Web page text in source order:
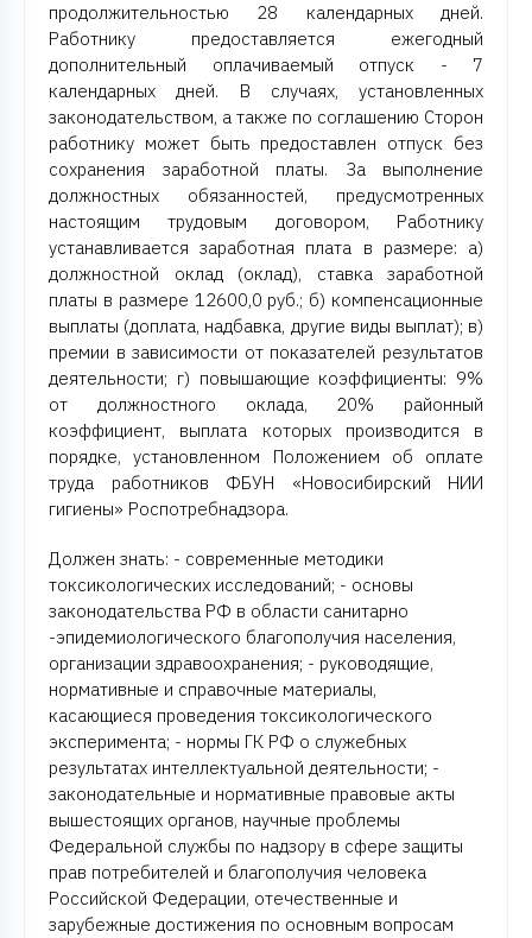
продолжительностью 28 календарных дней.
Работнику предоставляется ежегодный
дополнительный оплачиваемый отпуск - 7
календарных дней. В случаях, установленных
законодательством, а также по соглашению Сторон
работнику может быть предоставлен отпуск без
сохранения заработной платы. За выполнение
должностных обязанностей, предусмотренных
настоящим трудовым договором, Работнику
устанавливается заработная плата в размере: а)
должностной оклад (оклад), ставка заработной
платы в размере 12600,0 руб.; б) компенсационные
выплаты (доплата, надбавка, другие виды выплат); в)
премии в зависимости от показателей результатов
деятельности; г) повышающие коэффициенты: 9%
от должностного оклада, 20% районный
коэффициент, выплата которых производится в
порядке, установленном Положением об оплате
труда работников ФБУН «Новосибирский НИИ
гигиены» Роспотребнадзора.
Должен знать: - современные методики
токсикологических исследований; - основы
законодательства РФ в области санитарно
-эпидемиологического благополучия населения,
организации здравоохранения; - руководящие,
нормативные и справочные материалы,
касающиеся проведения токсикологического
эксперимента; - нормы ГК РФ о служебных
результатах интеллектуальной деятельности; -
законодательные и нормативные правовые акты
вышестоящих органов, научные проблемы
Федеральной службы по надзору в сфере защиты
прав потребителей и благополучия человека
Российской Федерации, отечественные и
зарубежные достижения по основным вопросам